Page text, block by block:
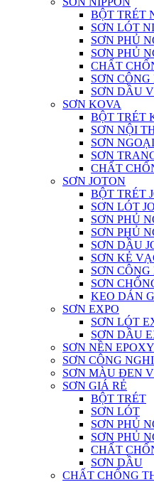
BỘT TRÉT
SƠN LÓT
SƠN PHỦ
SƠN PHỦ
CHẤT
SƠN CÔNG
SƠN DẦU
SƠN KOVA
BỘT TRÉT
SƠN NỘI
SƠN
SƠN
CHẤT
SƠN JOTON
BỘT TRÉT
SƠN LÓT
SƠN PHỦ
SƠN PHỦ
SƠN DẦU
SƠN KẺ
SƠN CÔNG
SƠN
KEO DÁN
SƠN EXPO
SƠN LÓT
SƠN DẦU
SƠN NỀN
SƠN CÔNG
SƠN MÀU ĐEN
SƠN GIÁ RẺ
BỘT TRÉT
SƠN LÓT
SƠN PHỦ
SƠN PHỦ
CHẤT
SƠN DẦU
CHẤT CHỐNG